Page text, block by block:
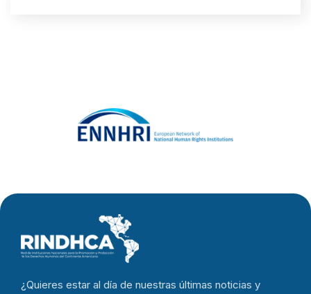
¿Quieres estar al día de nuestras últimas noticias y